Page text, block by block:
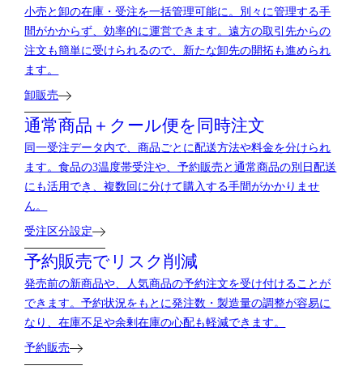
小売と卸の在庫・受注を一括管理可能に。別々に管理する手
間がかからず、効率的に運営できます。遠方の取引先からの
注文も簡単に受けられるので、新たな卸先の開拓も進められ
ます。
卸販売
通常商品＋クール便を同時注文
同一受注データ内で、商品ごとに配送方法や料金を分けられ
ます。食品の3温度帯受注や、予約販売と通常商品の別日配送
にも活用でき、複数回に分けて購入する手間がかかりませ
ん。
受注区分設定
予約販売でリスク削減
発売前の新商品や、人気商品の予約注文を受け付けることが
できます。予約状況をもとに発注数・製造量の調整が容易に
なり、在庫不足や余剰在庫の心配も軽減できます。
予約販売